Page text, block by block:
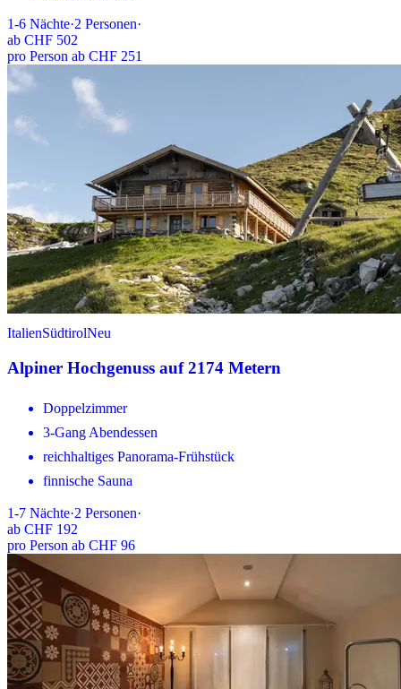
1-6 Nächte·2 Personen·
ab CHF 502
pro Person ab CHF 251
ItalienSüdtirolNeu
Alpiner Hochgenuss auf 2174 Metern
Doppelzimmer
3-Gang Abendessen
reichhaltiges Panorama-Frühstück
finnische Sauna
1-7 Nächte·2 Personen·
ab CHF 192
pro Person ab CHF 96